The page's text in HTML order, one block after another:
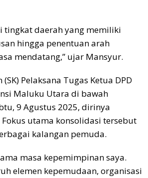
tingkat daerah yang memiliki
hingga penentuan arah
mendatang,” ujar Mansyur.
Pelaksana Tugas Ketua DPD
Maluku Utara di bawah
9 Agustus 2025, dirinya
utama konsolidasi tersebut
kalangan pemuda.
masa kepemimpinan saya.
elemen kepemudaan, organisasi